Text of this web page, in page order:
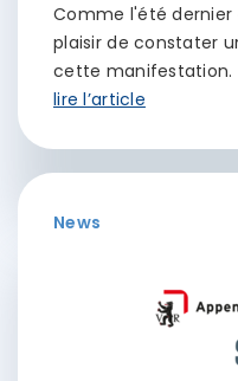
Comme l'été dernier
plaisir de constater
cette manifestation.
lire l’article
News